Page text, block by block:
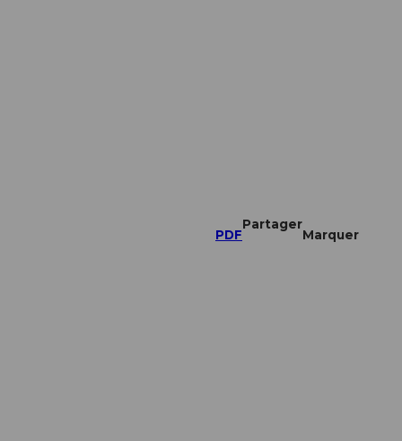
PDF
Partager
Marquer